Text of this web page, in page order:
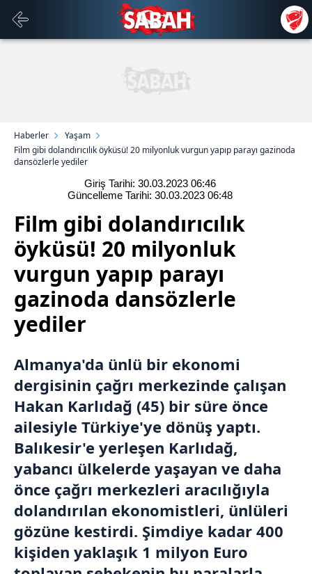
Haberler
Yaşam
Film gibi dolandırıcılık öyküsü! 20 milyonluk vurgun yapıp parayı gazinoda
dansözlerle yediler
Giriş Tarihi: 30.03.2023 06:46
Güncelleme Tarihi: 30.03.2023 06:48
Film gibi dolandırıcılık
öyküsü! 20 milyonluk
vurgun yapıp parayı
gazinoda dansözlerle
yediler
Almanya'da ünlü bir ekonomi
dergisinin çağrı merkezinde çalışan
Hakan Karlıdağ (45) bir süre önce
ailesiyle Türkiye'ye dönüş yaptı.
Balıkesir'e yerleşen Karlıdağ,
yabancı ülkelerde yaşayan ve daha
önce çağrı merkezleri aracılığıyla
dolandırılan ekonomistleri, ünlüleri
gözüne kestirdi. Şimdiye kadar 400
kişiden yaklaşık 1 milyon Euro